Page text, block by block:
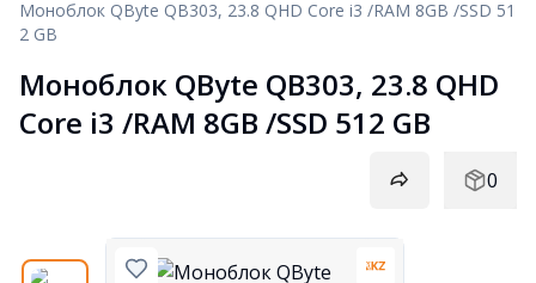
Моноблок QByte QB303, 23.8 QHD Core i3 /RAM 8GB /SSD 51
2 GB
Моноблок QByte QB303, 23.8 QHD
Core i3 /RAM 8GB /SSD 512 GB
0